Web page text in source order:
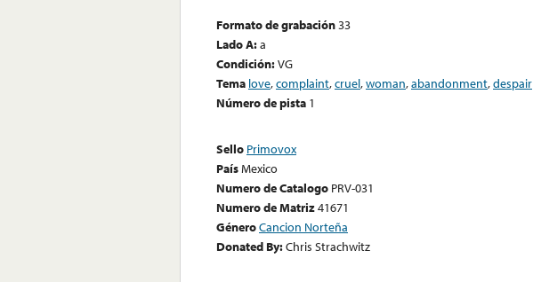
Formato de grabación33
Lado A:a
Condición:VG
Tema love,complaint,cruel,woman,abandonment,despair
Número de pista 1
Sello Primovox
PaísMexico
Numero de Catalogo PRV-031
Numero de Matriz41671
GéneroCancion Norteña
Donated By:Chris Strachwitz